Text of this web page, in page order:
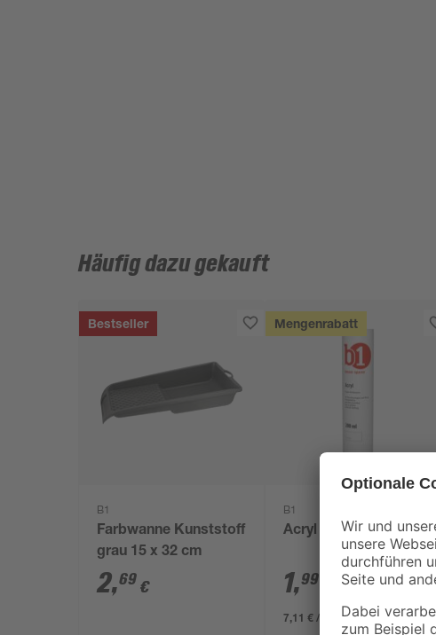
Häufig dazu gekauft
Bestseller
B1
Farbwanne Kunststoff
grau 15 x 32 cm
2,69 €
Mengenrabatt
B1
Acryl weiß 280 ml
1,99
7,11 € / Liter